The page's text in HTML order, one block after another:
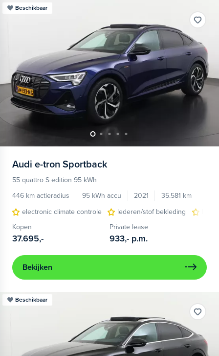
Beschikbaar
Audi e-tron Sportback
55 quattro S edition 95 kWh
446 km actieradius
95 kWh accu 2021
35.581 km
electronic climate controle
lederen/stof bekleding
Kopen
37.695,-
Private lease
933,- p.m.
Bekijken
Beschikbaar